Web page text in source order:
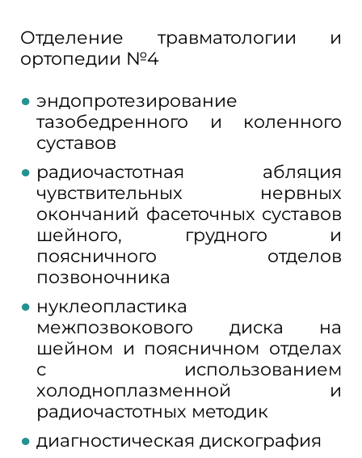
Отделение травматологии и
ортопедии №4
эндопротезирование
тазобедренного и коленного
суставов
радиочастотная абляция
чувствительных нервных
окончаний фасеточных суставов
шейного, грудного и
поясничного отделов
позвоночника
нуклеопластика
межпозвокового диска на
шейном и поясничном отделах
с использованием
холодноплазменной и
радиочастотных методик
диагностическая дискография